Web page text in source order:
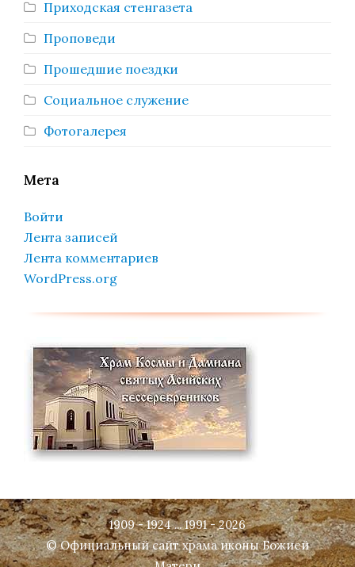
Приходская стенгазета
Проповеди
Прошедшие поездки
Социальное служение
Фотогалерея
Мета
Войти
Лента записей
Лента комментариев
WordPress.org
1909 - 1924 ... 1991 - 2026
© Официальный сайт храма иконы Божией